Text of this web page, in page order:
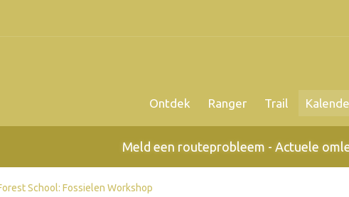
Ontdek Ranger Trail
Meld een routeprobleem - Actuele
versionSchool: Fossielen Workshop